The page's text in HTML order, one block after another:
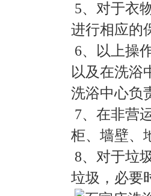
5、对于衣
进行相应的
6、以上操
以及在洗浴
洗浴中心负
7、在非营
柜、墙壁、
8、对于垃
垃圾，必要